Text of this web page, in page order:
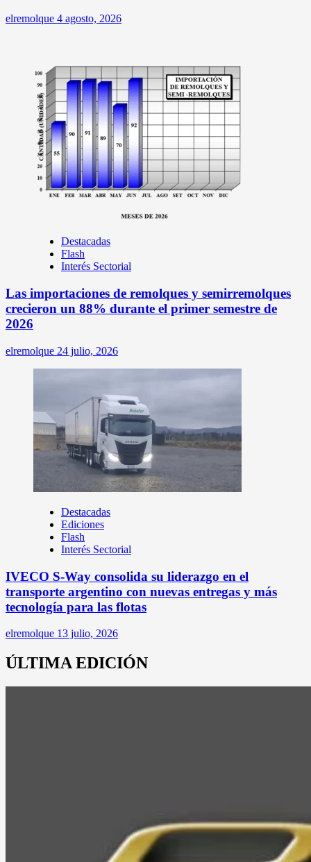
elremolque 4 agosto, 2026
Destacadas
Flash
Interés Sectorial
Las importaciones de remolques y semirremolques
crecieron un 88% durante el primer semestre de
2026
elremolque 24 julio, 2026
Destacadas
Ediciones
Flash
Interés Sectorial
IVECO S-Way consolida su liderazgo en el
transporte argentino con nuevas entregas y más
tecnología para las flotas
elremolque 13 julio, 2026
ÚLTIMA EDICIÓN